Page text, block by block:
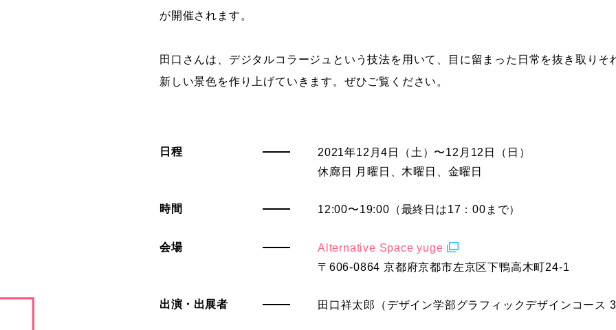
が開催されます。
田口さんは、デジタルコラージュという技法を用いて、目に留まった日常を抜き取りそ
新しい景色を作り上げていきます。ぜひご覧ください。
日程
2021年12月4日（土）〜12月12日（日）
休廊日 月曜日、木曜日、金曜日
時間 12:00〜19:00（最終日は17：00まで）
会場
Alternative Space yuge
〒606-0864 京都府京都市左京区下鴨高木町24-1
出演・出展者 田口祥太郎（デザイン学部グラフィックデザインコース